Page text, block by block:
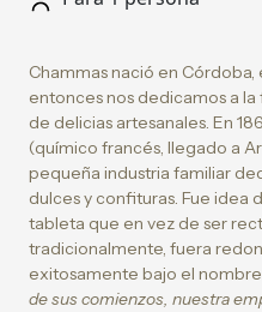
Chammas nació en Córdoba,
entonces nos dedicamos a
de delicias artesanales. En
(químico francés, llegado a
pequeña industria familiar
dulces y confituras. Fue idea
tableta que en vez de ser
tradicionalmente, fuera
exitosamente bajo el nombre
de sus comienzos, nuestra